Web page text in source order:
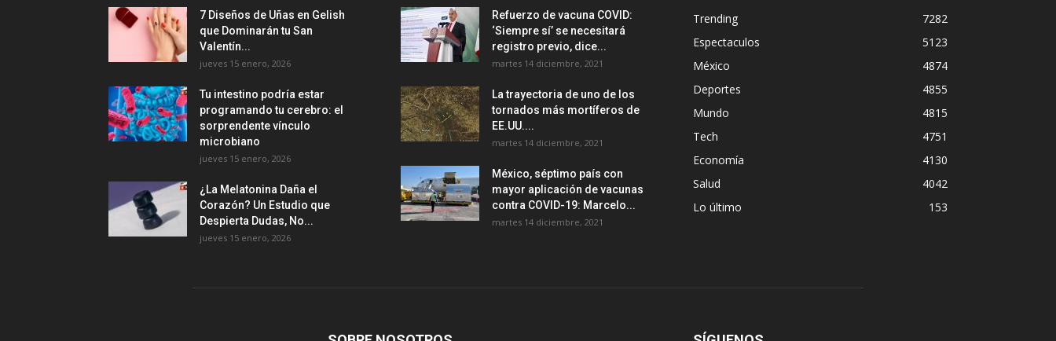
7 Diseños de Uñas en Gelish
que Dominarán tu San
Valentín...
jueves 15 enero, 2026
Tu intestino podría estar
programando tu cerebro: el
sorprendente vínculo
microbiano
jueves 15 enero, 2026
¿La Melatonina Daña el
Corazón? Un Estudio que
Despierta Dudas, No...
jueves 15 enero, 2026
Refuerzo de vacuna COVID:
‘Siempre sí’ se necesitará
registro previo, dice...
martes 14 diciembre, 2021
La trayectoria de uno de los
tornados más mortíferos de
EE.UU....
martes 14 diciembre, 2021
México, séptimo país con
mayor aplicación de vacunas
contra COVID-19: Marcelo...
martes 14 diciembre, 2021
Trending
7282
Espectaculos
5123
México
4874
Deportes
4855
Mundo
4815
Tech
4751
Economía
4130
Salud
4042
Lo último
153